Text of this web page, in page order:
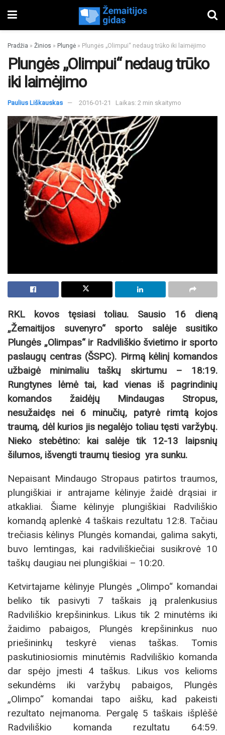
Pradžia » Žinios » Plungė » Plungės „Olimpui“ nedaug trūko iki laimėjimo
Plungės „Olimpui“ nedaug trūko
iki laimėjimo
Paulius Liškauskas 2016-01-21 Laikas: 2 min skaitymo
RKL kovos tęsiasi toliau. Sausio 16 dieną
„Žemaitijos suvenyro“ sporto salėje susitiko
Plungės „Olimpas“ ir Radviliškio švietimo ir sporto
paslaugų centras (ŠSPC). Pirmą kėlinį komandos
užbaigė minimaliu taškų skirtumu – 18:19.
Rungtynes lėmė tai, kad vienas iš pagrindinių
komandos žaidėjų Mindaugas Stropus,
nesužaidęs nei 6 minučių, patyrė rimtą kojos
traumą, dėl kurios jis negalėjo toliau tęsti varžybų.
Nieko stebėtino: kai salėje tik 12-13 laipsnių
šilumos, išvengti traumų tiesiog yra sunku.
Nepaisant Mindaugo Stropaus patirtos traumos,
plungiškiai ir antrajame kėlinyje žaidė drąsiai ir
atkakliai. Šiame kėlinyje plungiškiai Radviliškio
komandą aplenkė 4 taškais rezultatu 12:8. Tačiau
trečiasis kėlinys Plungės komandai, galima sakyti,
buvo lemtingas, kai radviliškiečiai susikrovė 10
taškų daugiau nei plungiškiai – 10:20.
Ketvirtajame kėlinyje Plungės „Olimpo“ komandai
beliko tik pasivyti 7 taškais ją pralenkusius
Radviliškio krepšininkus. Likus tik 2 minutėms iki
žaidimo pabaigos, Plungės krepšininkus nuo
priešininkų teskyrė vienas taškas. Tomis
paskutiniosiomis minutėmis Radviliškio komanda
dar spėjo įmesti 4 taškus. Likus vos kelioms
sekundėms iki varžybų pabaigos, Plungės
„Olimpo“ komandai tapo aišku, kad pakeisti
rezultato neįmanoma. Pergalę 5 taškais išplėšė
Radviliškio komanda rezultatu 64:59.